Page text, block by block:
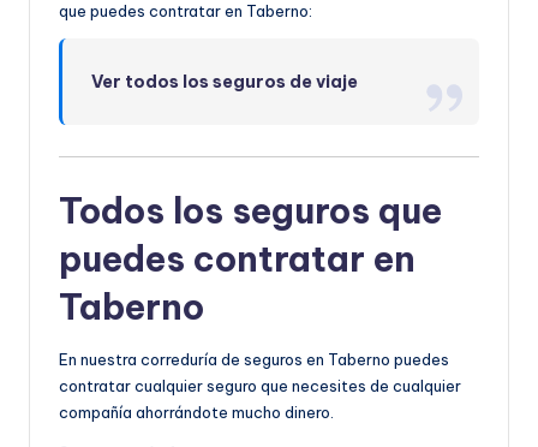
que puedes contratar en Taberno:
Ver todos los seguros de viaje
Todos los seguros que
puedes contratar en
Taberno
En nuestra correduría de seguros en Taberno puedes
contratar cualquier seguro que necesites de cualquier
compañía ahorrándote mucho dinero.